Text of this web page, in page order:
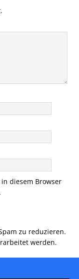
diesem Browser
zu reduzieren.
werden.